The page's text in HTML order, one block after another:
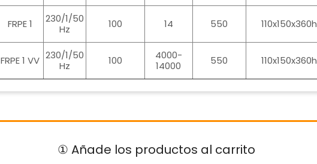
FRPE 1
230/1/50
Hz
100 14 550 110x150x360h
FRPE 1 VV 230/1/50
Hz
100
4000-
14000
550 110x150x360h
① Añade los productos al carrito